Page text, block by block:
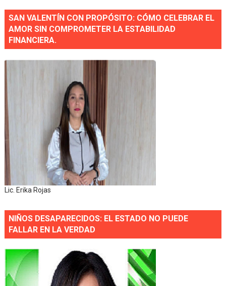
SAN VALENTÍN CON PROPÓSITO: CÓMO CELEBRAR EL
AMOR SIN COMPROMETER LA ESTABILIDAD
FINANCIERA.
Lic. Erika Rojas
NIÑOS DESAPARECIDOS: EL ESTADO NO PUEDE
FALLAR EN LA VERDAD